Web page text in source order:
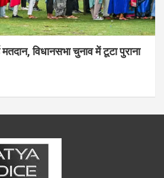
विधानसभा चुनाव में टूटा पुराना